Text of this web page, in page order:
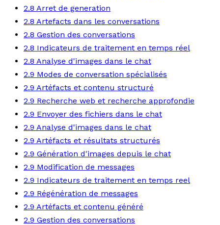
2.8 Arret de generation
2.8 Artefacts dans les conversations
2.8 Gestion des conversations
2.8 Indicateurs de traitement en temps réel
2.8 Analyse d'images dans le chat
2.9 Modes de conversation spécialisés
2.9 Artéfacts et contenu structuré
2.9 Recherche web et recherche approfondie
2.9 Envoyer des fichiers dans le chat
2.9 Analyse d'images dans le chat
2.9 Artéfacts et résultats structurés
2.9 Génération d'images depuis le chat
2.9 Modification de messages
2.9 Indicateurs de traitement en temps reel
2.9 Régénération de messages
2.9 Artéfacts et contenu généré
2.9 Gestion des conversations